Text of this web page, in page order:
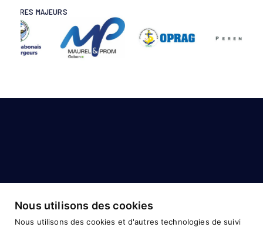
Nous utilisons des cookies
Nous utilisons des cookies et d'autres technologies de suivi
MAJEURS